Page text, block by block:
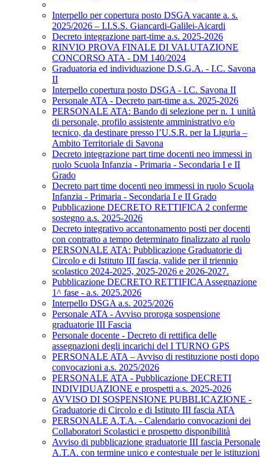
Interpello per copertura posto DSGA vacante a. s.
2025/2026 – I.I.S.S. Giancardi-Galilei-Aicardi
Decreto integrazione part-time a.s. 2025-2026
RINVIO PROVA FINALE DI VALUTAZIONE
CONCORSO ATA - DM 140/2024
Graduatoria ed individuazione D.S.G.A. - I.C. Savona
II
Interpello copertura posto DSGA - I.C. Savona II
Personale ATA - Decreto part-time a.s. 2025-2026
PERSONALE ATA: Bando di selezione per n. 1 unità
di personale, profilo assistente amministrativo e/o
tecnico, da destinare presso l’U.S.R. per la Liguria –
Ambito Territoriale di Savona
Decreto integrazione part time docenti neo immessi in
ruolo Scuola Infanzia - Primaria - Secondaria I e II
Grado
Decreto part time docenti neo immessi in ruolo Scuola
Infanzia - Primaria - Secondaria I e II Grado
Pubblicazione DECRETO RETTIFICA 2 conferme
sostegno a.s. 2025-2026
Decreto integrativo accantonamento posti per docenti
con contratto a tempo determinato finalizzato al ruolo
PERSONALE ATA: Pubblicazione Graduatorie di
Circolo e di Istituto III fascia, valide per il triennio
scolastico 2024-2025, 2025-2026 e 2026-2027.
Pubblicazione DECRETO RETTIFICA Assegnazione
1^ fase - a.s. 2025.2026
Interpello DSGA a.s. 2025/2026
Personale ATA - Avviso proroga sospensione
graduatorie III Fascia
Personale docente - Decreto di rettifica delle
assegnazioni degli incarichi del I TURNO GPS
PERSONALE ATA – Avviso di restituzione posti dopo
convocazioni a.s. 2025/2026
PERSONALE ATA - Pubblicazione DECRETI
INDIVIDUAZIONE e prospetti a.s. 2025-2026
AVVISO DI SOSPENSIONE PUBBLICAZIONE -
Graduatorie di Circolo e di Istituto III fascia ATA
PERSONALE A.T.A. - Calendario convocazioni dei
Collaboratori Scolastici e prospetto disponibilità
Avviso di pubblicazione graduatorie III fascia Personale
A.T.A. con termine unico e contestuale per le istituzioni